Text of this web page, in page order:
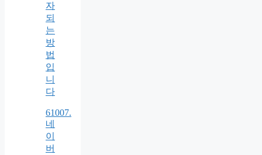
자
되
는
방
법
입
니
다
61007.
네
이
버